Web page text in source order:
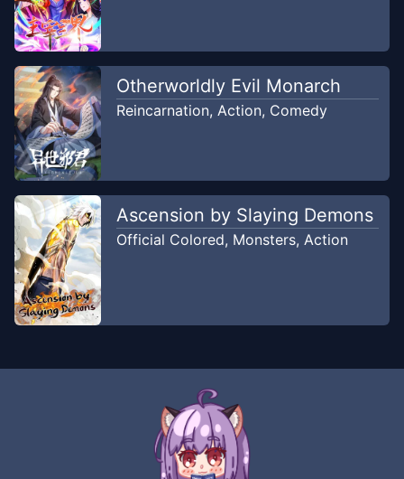
Otherworldly Evil Monarch
Reincarnation, Action, Comedy
Ascension by Slaying Demons
Official Colored, Monsters, Action